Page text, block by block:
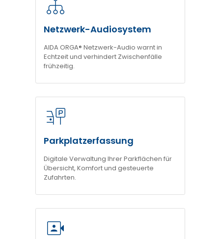
Netzwerk-Audiosystem
AIDA ORGA® Netzwerk-Audio warnt in
Echtzeit und verhindert Zwischenfälle
frühzeitig.
Parkplatzerfassung
Digitale Verwaltung Ihrer Parkflächen für
Übersicht, Komfort und gesteuerte
Zufahrten.